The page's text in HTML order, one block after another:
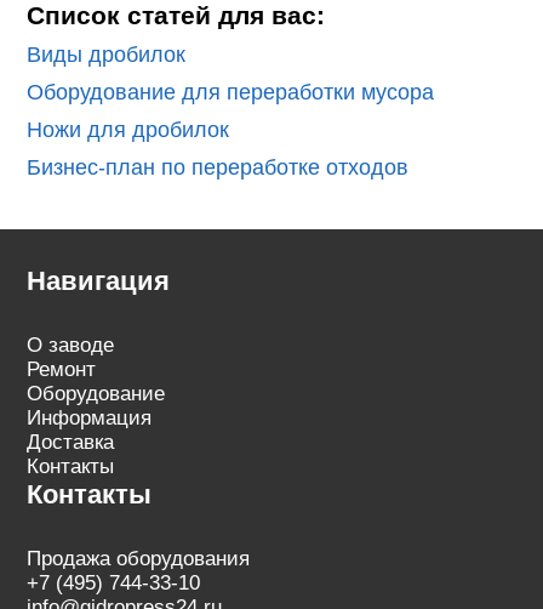
Список статей для вас:
Виды дробилок
Оборудование для переработки мусора
Ножи для дробилок
Бизнес-план по переработке отходов
Навигация
О заводе
Ремонт
Оборудование
Информация
Доставка
Контакты
Контакты
Продажа оборудования
+7 (495) 744-33-10